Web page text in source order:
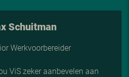
Schuitman
Werkvoorbereider
ViS zeker aanbevelen aan